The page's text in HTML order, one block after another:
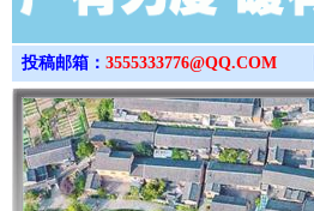
投稿邮箱： 3555333776@QQ.COM